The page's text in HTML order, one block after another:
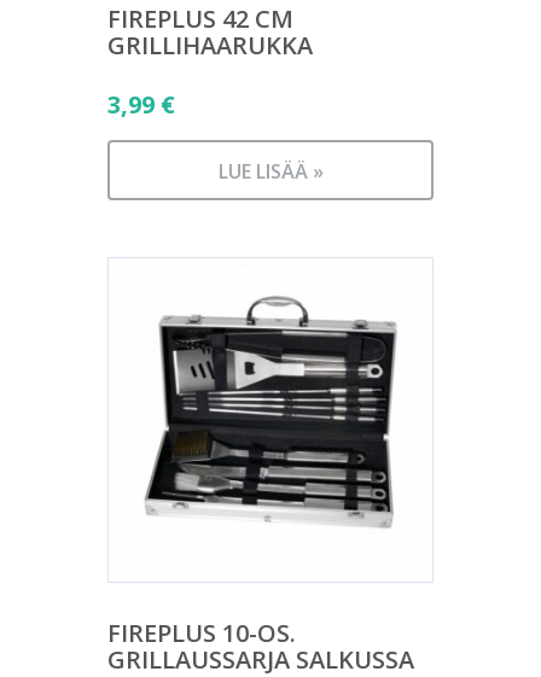
FIREPLUS 42 CM
GRILLIHAARUKKA
3,99 €
LUE LISÄÄ »
FIREPLUS 10-OS.
GRILLAUSSARJA SALKUSSA